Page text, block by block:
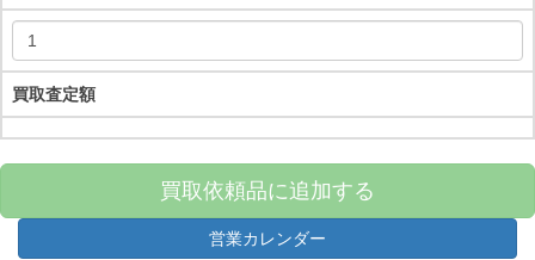
買取査定額
買取依頼品に追加する
営業カレンダー